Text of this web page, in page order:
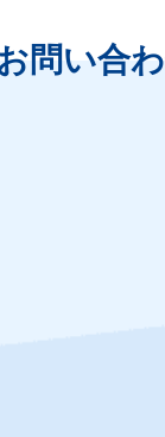
問い合